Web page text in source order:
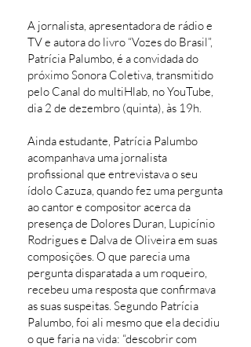
A jornalista, apresentadora de rádio e
TV e autora do livro “Vozes do Brasil”,
Patrícia Palumbo, é a convidada do
próximo Sonora Coletiva, transmitido
pelo Canal do multiHlab, no YouTube,
dia 2 de dezembro (quinta), às 19h.
Ainda estudante, Patrícia Palumbo
acompanhava uma jornalista
profissional que entrevistava o seu
ídolo Cazuza, quando fez uma pergunta
ao cantor e compositor acerca da
presença de Dolores Duran, Lupicínio
Rodrigues e Dalva de Oliveira em suas
composições. O que parecia uma
pergunta disparatada a um roqueiro,
recebeu uma resposta que confirmava
as suas suspeitas. Segundo Patrícia
Palumbo, foi ali mesmo que ela decidiu
o que faria na vida: “descobrir com